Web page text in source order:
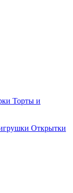
Торты и
Открытки